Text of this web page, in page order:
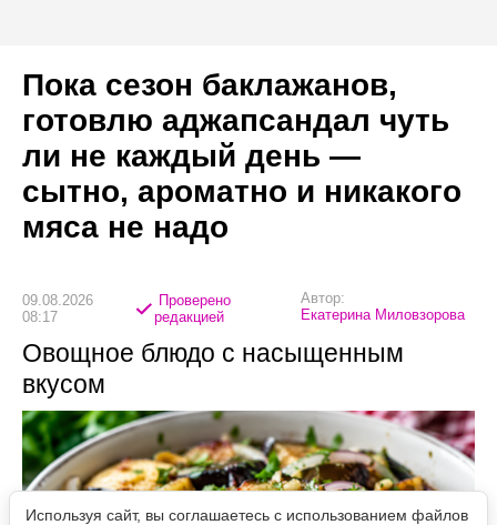
Пока сезон баклажанов,
готовлю аджапсандал чуть
ли не каждый день —
сытно, ароматно и никакого
мяса не надо
09.08.2026
08:17
Проверено
редакцией
Автор:
Екатерина Миловзорова
Овощное блюдо с насыщенным
вкусом
Используя сайт, вы соглашаетесь с использованием файлов